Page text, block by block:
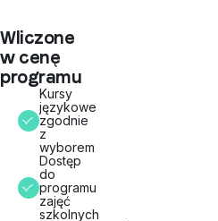
Wliczone
w cenę
programu
Kursy
językowe
zgodnie
z
wyborem
Dostęp
do
programu
zajęć
szkolnych